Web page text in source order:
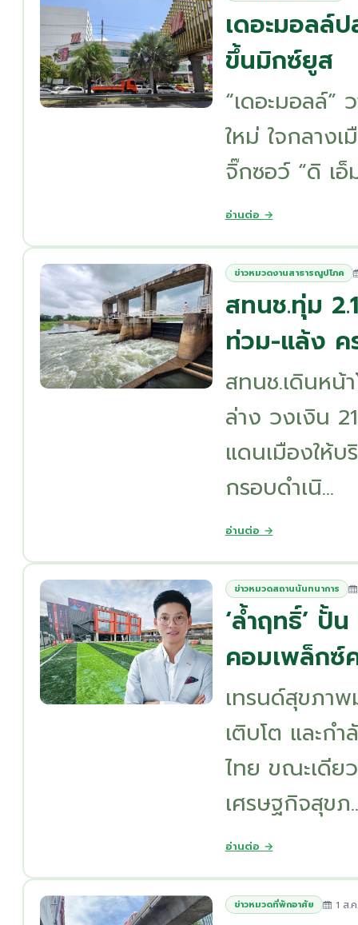
เดอะมอลล์
ขึ้นมิกซ์ยูส
“เดอะมอลล์
ใหม่ ใจกลาง
จิ๊กซอว์ “ดิ เ
อ่านต่อ →
ข่าวหมวดงานสาธารณูปโภค
สทนช.ทุ่ม
ท่วม-แล้ง
สทนช.เดินหน้
ล่าง วงเงิน
แดนเมืองให้
กรอบดำเนิ...
อ่านต่อ →
ข่าวหมวดสถานนันทนาการ
‘ล้ำฤทธิ์’ ปั้
คอมเพล็กซ์
เทรนด์สุขภา
เติบโต และก
ไทย ขณะเดีย
เศรษฐกิจสุขภ
อ่านต่อ →
ข่าวหมวดที่พักอาศัย 1 ส.